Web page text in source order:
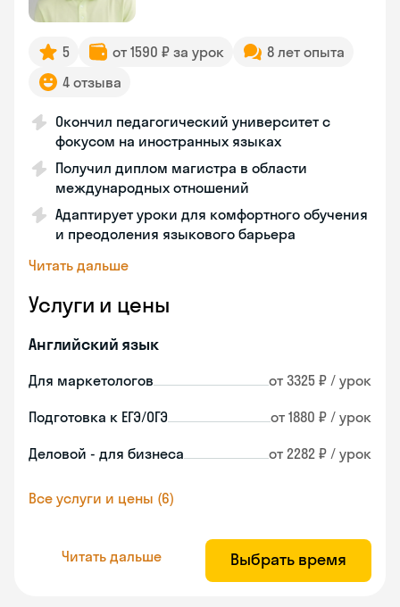
5 от 1590 ₽ за урок
8 лет опыта
4 отзыва
Окончил педагогический университет с
фокусом на иностранных языках
Получил диплом магистра в области
международных отношений
Адаптирует уроки для комфортного обучения
и преодоления языкового барьера
Читать дальше
Услуги и цены
Английский язык
Для маркетологов от 3325 ₽ / урок
Подготовка к ЕГЭ/ОГЭ от 1880 ₽ / урок
Деловой - для бизнеса от 2282 ₽ / урок
Все услуги и цены (6)
Читать дальше Выбрать время